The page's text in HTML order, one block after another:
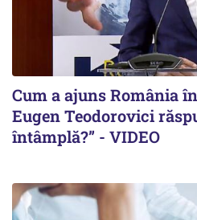
Cum a ajuns România
Eugen Teodorovici
întâmplă?” - VIDEO